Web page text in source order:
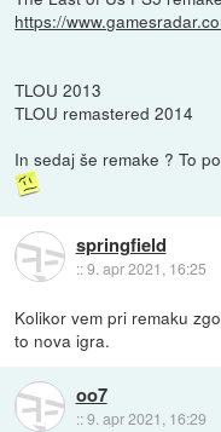
https://
TLOU 2013
TLOU remastered 2014
In sedaj še remake ? To
springfield
::9. apr 2021, 16:25
Kolikor vem pri remaku
to nova igra.
oo7
::9. apr 2021, 16:29